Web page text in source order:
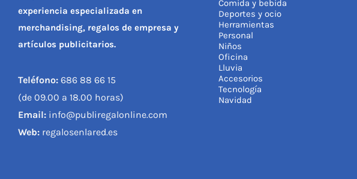
experiencia especializada en
merchandising, regalos de empresa y
artículos publicitarios.
Teléfono:686 88 66 15
(de 09.00 a 18.00 horas)
Email:info@publiregalonline.com
Web:regalosenlared.es
Comida y bebida
Deportes y ocio
Herramientas
Personal
Niños
Oficina
Lluvia
Accesorios
Tecnología
Navidad